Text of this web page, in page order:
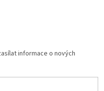
informace o nových